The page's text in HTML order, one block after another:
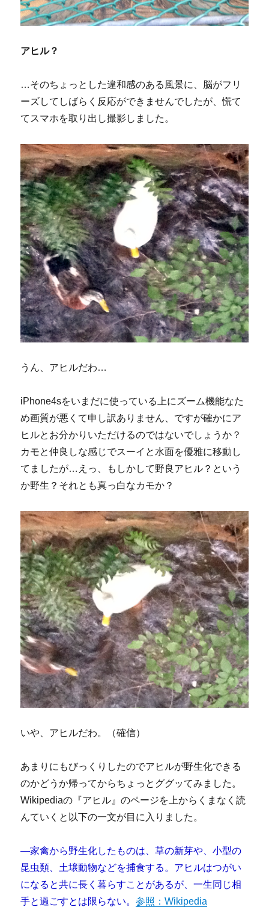
アヒル？
…そのちょっとした違和感のある風景に、脳がフリ
ーズしてしばらく反応ができませんでしたが、慌て
てスマホを取り出し撮影しました。
うん、アヒルだわ…
iPhone4sをいまだに使っている上にズーム機能なた
め画質が悪くて申し訳ありません、ですが確かにア
ヒルとお分かりいただけるのではないでしょうか？
カモと仲良しな感じでスーイと水面を優雅に移動し
てましたが…えっ、もしかして野良アヒル？という
か野生？それとも真っ白なカモか？
いや、アヒルだわ。（確信）
あまりにもびっくりしたのでアヒルが野生化できる
のかどうか帰ってからちょっとググッてみました。
Wikipediaの『アヒル』のページを上からくまなく読
んていくと以下の一文が目に入りました。
—家禽から野生化したものは、草の新芽や、小型の
昆虫類、土壌動物などを捕食する。アヒルはつがい
になると共に長く暮らすことがあるが、一生同じ相
手と過ごすとは限らない。参照：Wikipedia